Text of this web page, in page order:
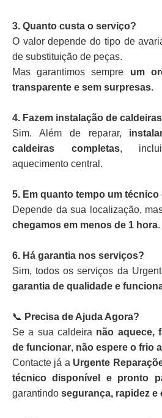
3. Quanto custa o serviço?
O valor depende do tipo de
de substituição de peças.
Mas garantimos sempre um
transparente e sem surpresas.
4. Fazem instalação de
Sim. Além de reparar,
caldeiras completas,
aquecimento central.
5. Em quanto tempo um técnico
Depende da sua localização,
chegamos em menos de 1 hora.
6. Há garantia nos serviços?
Sim, todos os serviços da
garantia de qualidade e
📞 Precisa de Ajuda Agora?
Se a sua caldeira não aquece,
de funcionar, não espere o frio
Contacte já a Urgente
técnico disponível e pronto
garantindo segurança, rapidez e